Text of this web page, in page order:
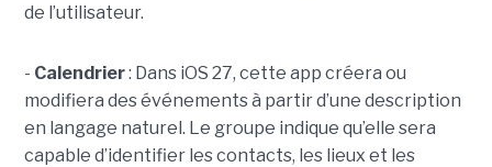
de l’utilisateur.
- Calendrier: Dans iOS 27, cette app créera ou
modifiera des événements à partir d’une description
en langage naturel. Le groupe indique qu’elle sera
capable d’identifier les contacts, les lieux et les